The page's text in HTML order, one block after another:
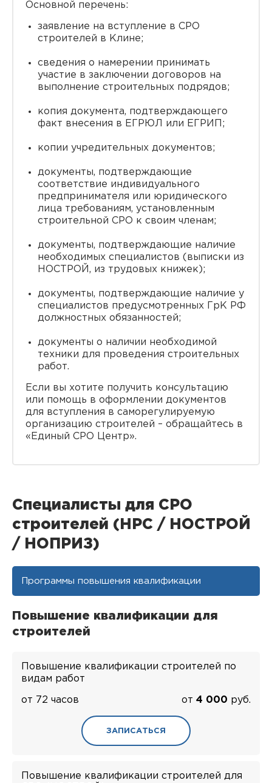
Основной перечень:
заявление на вступление в СРО
строителей в Клине;
сведения о намерении принимать
участие в заключении договоров на
выполнение строительных подрядов;
копия документа, подтверждающего
факт внесения в ЕГРЮЛ или ЕГРИП;
копии учредительных документов;
документы, подтверждающие
соответствие индивидуального
предпринимателя или юридического
лица требованиям, установленным
строительной СРО к своим членам;
документы, подтверждающие наличие
необходимых специалистов (выписки из
НОСТРОЙ, из трудовых книжек);
документы, подтверждающие наличие у
специалистов предусмотренных ГрК РФ
должностных обязанностей;
документы о наличии необходимой
техники для проведения строительных
работ.
Если вы хотите получить консультацию
или помощь в оформлении документов
для вступления в саморегулируемую
организацию строителей – обращайтесь в
«Единый СРО Центр».
Специалисты для СРО
строителей (НРС / НОСТРОЙ
/ НОПРИЗ)
Программы повышения квалификации
Повышение квалификации для
строителей
Повышение квалификации строителей по
видам работ
от 72 часов от 4 000 руб.
ЗАПИСАТЬСЯ
Повышение квалификации строителей для